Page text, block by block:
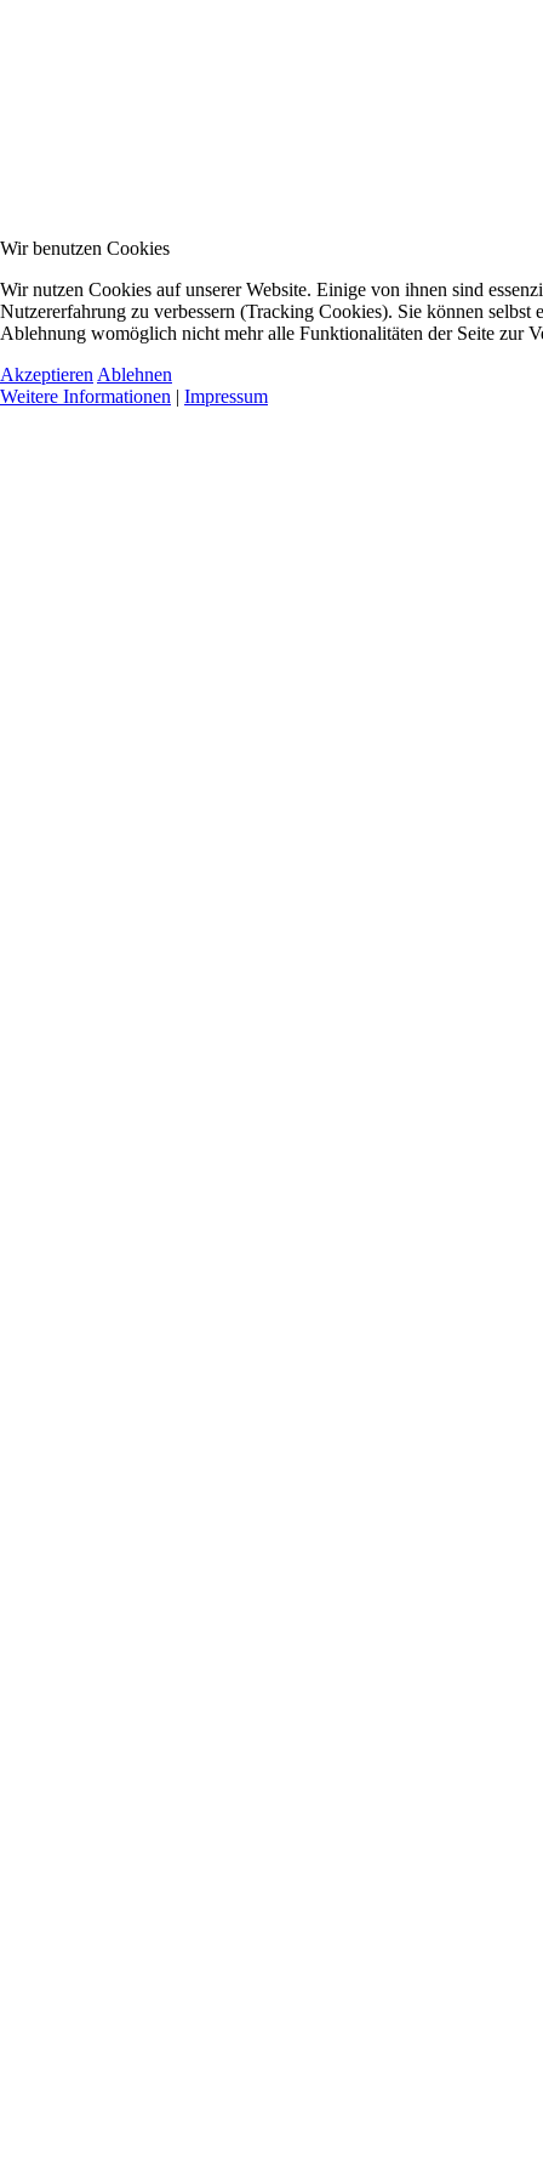
Wir benutzen Cookies
Wir nutzen Cookies auf unserer Website. Einige von ihnen sind
Nutzererfahrung zu verbessern (Tracking Cookies). Sie können selbst
Ablehnung womöglich nicht mehr alle Funktionalitäten der Seite zur
Akzeptieren Ablehnen
Weitere Informationen | Impressum